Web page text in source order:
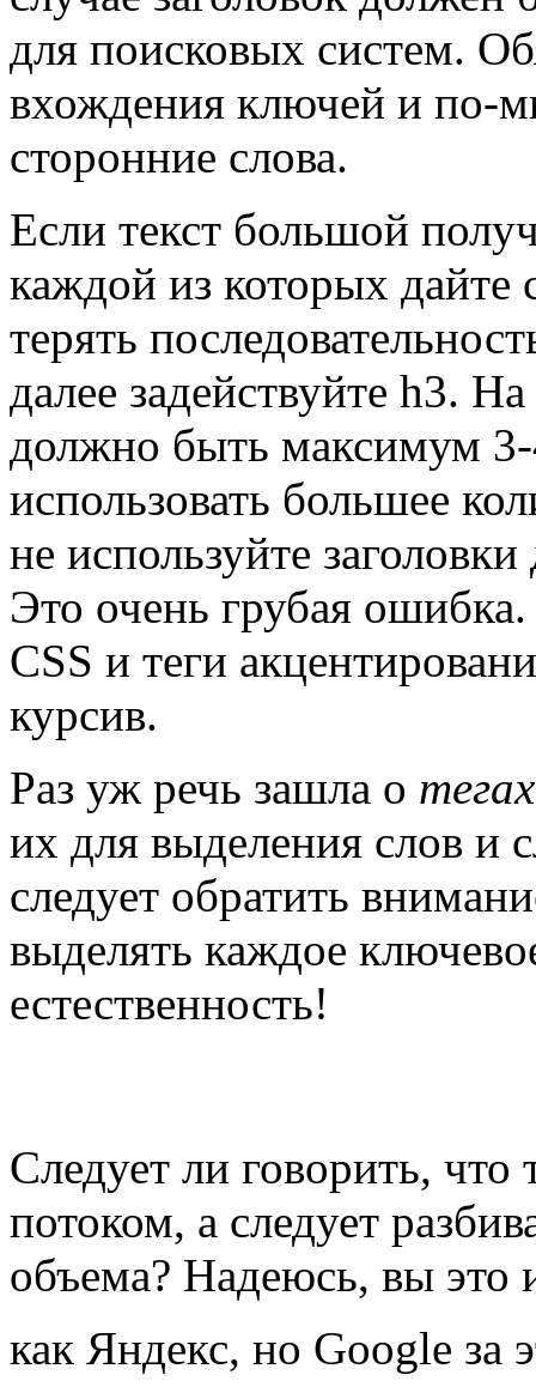
для поисковых систем.
вхождения ключей и по-
сторонние слова.
Если текст большой
каждой из которых дайте
терять
далее задействуйте h3.
должно быть максимум
использовать большее
не используйте
Это очень грубая
CSS и теги
курсив.
Раз уж речь зашла о
их для выделения слов и
следует обратить
выделять каждое
естественность!
Следует ли говорить,
потоком, а следует
объема? Надеюсь, вы это
как Яндекс, но Google за